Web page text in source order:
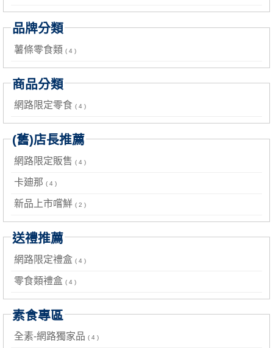
品牌分類
薯條零食類 ( 4 )
商品分類
網路限定零食 ( 4 )
(舊)店長推薦
網路限定販售 ( 4 )
卡廸那 ( 4 )
新品上市嚐鮮 ( 2 )
送禮推薦
網路限定禮盒 ( 4 )
零食類禮盒 ( 4 )
素食專區
全素-網路獨家品 ( 4 )